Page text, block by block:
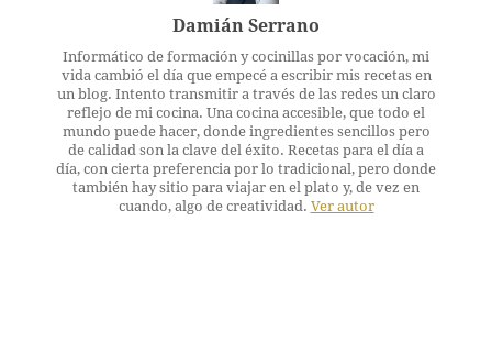
Damián Serrano
Informático de formación y cocinillas por vocación, mi
vida cambió el día que empecé a escribir mis recetas en
un blog. Intento transmitir a través de las redes un claro
reflejo de mi cocina. Una cocina accesible, que todo el
mundo puede hacer, donde ingredientes sencillos pero
de calidad son la clave del éxito. Recetas para el día a
día, con cierta preferencia por lo tradicional, pero donde
también hay sitio para viajar en el plato y, de vez en
cuando, algo de creatividad. Ver autor